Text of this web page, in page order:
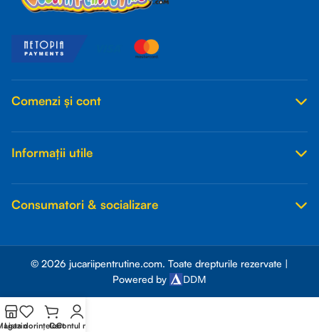
Comenzi și cont
Informații utile
Consumatori & socializare
© 2026 jucariipentrutine.com. Toate drepturile rezervate |
Powered by
DDM
Lista dorințelor
CartContul meu